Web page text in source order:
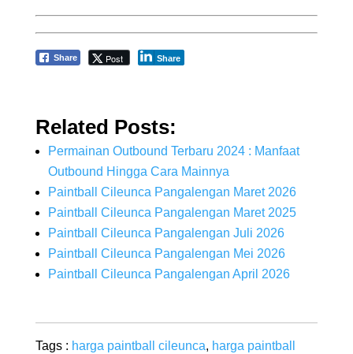
Share Post Share
Related Posts:
Permainan Outbound Terbaru 2024 : Manfaat
Outbound Hingga Cara Mainnya
Paintball Cileunca Pangalengan Maret 2026
Paintball Cileunca Pangalengan Maret 2025
Paintball Cileunca Pangalengan Juli 2026
Paintball Cileunca Pangalengan Mei 2026
Paintball Cileunca Pangalengan April 2026
Tags : harga paintball cileunca, harga paintball